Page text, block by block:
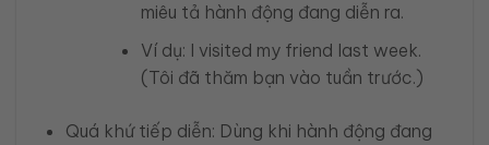
miêu tả hành động đang diễn ra.
Ví dụ: I visited my friend last week.
(Tôi đã thăm bạn vào tuần trước.)
Quá khứ tiếp diễn: Dùng khi hành động đang